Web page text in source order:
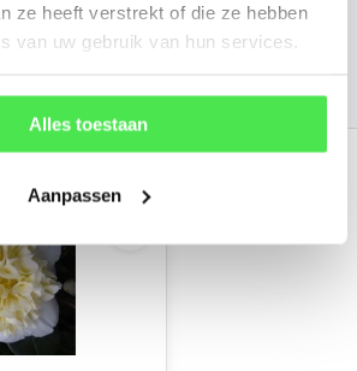
ze heeft verstrekt of die ze hebben
van uw gebruik van hun services.
Alles toestaan
Aanpassen